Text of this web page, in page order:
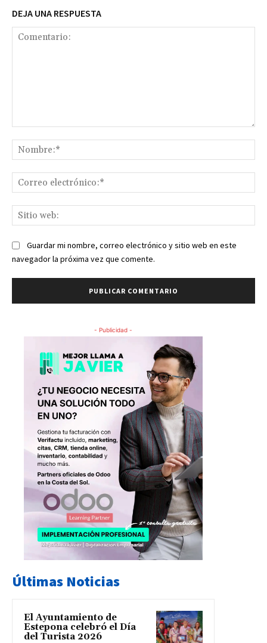
DEJA UNA RESPUESTA
Guardar mi nombre, correo electrónico y sitio web en este
navegador la próxima vez que comente.
- Publicidad -
Últimas Noticias
El Ayuntamiento de
Estepona celebró el Día
del Turista 2026